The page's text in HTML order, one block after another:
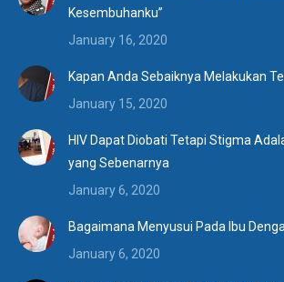
Kesembuhanku”
January 16, 2020
Kapan Anda Sebaiknya Melakukan
January 15, 2020
HIV Dapat Diobati Tetapi Stigma
yang Sebenarnya
January 6, 2020
Bagaimana Menyusui Pada Ibu
January 6, 2020